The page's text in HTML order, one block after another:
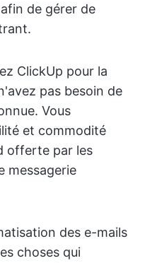
de gérer de
ClickUp pour la
pas besoin de
Vous
et commodité
offerte par les
messagerie
des e-mails
choses qui